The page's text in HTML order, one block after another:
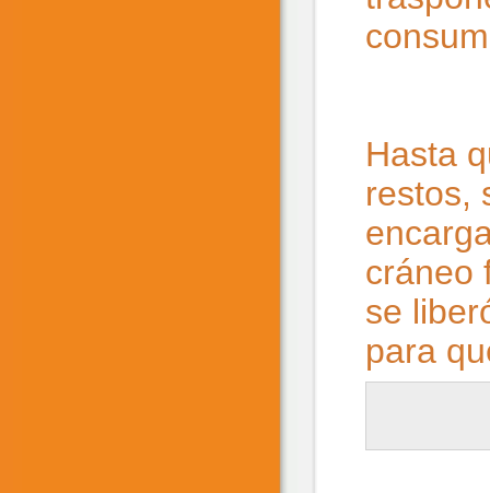
Hasta
restos,
cráneo
se
para